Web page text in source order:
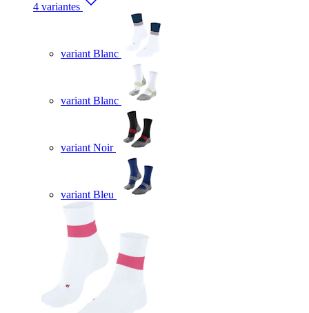
4 variantes
variant Blanc
variant Blanc
variant Noir
variant Bleu